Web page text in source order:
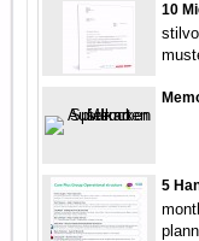
10
5